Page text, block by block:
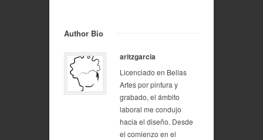
Author Bio
aritzgarcia
Licenciado en Bellas
Artes por pintura y
grabado, el ámbito
laboral me condujo
hacia el diseño. Desde
el comienzo en el